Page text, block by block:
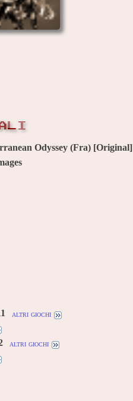
Odyssey (Fra) [Original]
altri giochi
altri giochi